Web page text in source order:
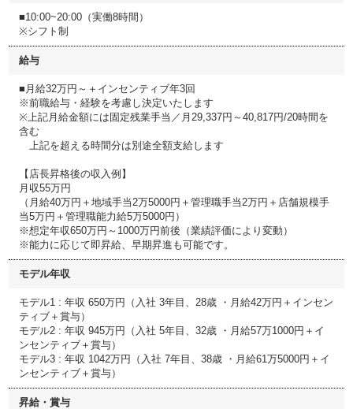
■10:00~20:00（実働8時間）
※シフト制
給与
■⽉給32万円～＋インセンティブ年3回
※前職給与・経験を考慮し決定いたします
※上記月給金額には固定残業手当／月29,337円～40,817円/20時間を
含む
上記を超える時間分は別途全額支給します
【店長昇格後の収入例】
月収55万円
（月給40万円＋地域手当2万5000円＋管理職手当2万円＋店舗規模手
当5万円＋管理職能力給5万5000円）
※想定年収650万円～1000万円前後（業績評価により変動）
※能力に応じて即昇給、早期昇進も可能です。
モデル年収
モデル1 : 年収 650万円（入社 3年目、28歳 ・月給42万円＋インセン
ティブ＋賞与）
モデル2 : 年収 945万円（入社 5年目、32歳 ・月給57万1000円＋イ
ンセンティブ＋賞与）
モデル3 : 年収 1042万円（入社 7年目、38歳 ・月給61万5000円＋イ
ンセンティブ＋賞与）
昇給・賞与